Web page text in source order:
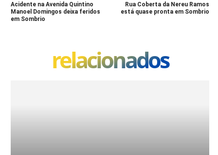
Acidente na Avenida Quintino
Manoel Domingos deixa feridos
em Sombrio
Rua Coberta da Nereu Ramos
está quase pronta em Sombrio
relacionados